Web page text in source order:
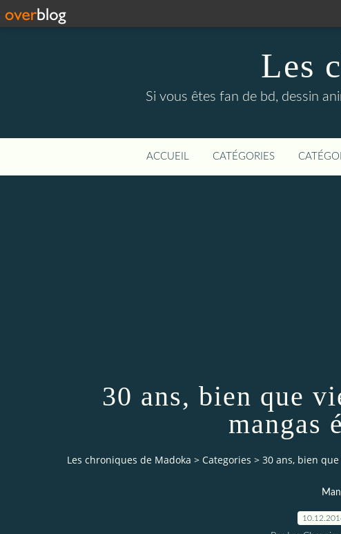
Les
Si vous êtes fan de bd, dessin
ACCUEIL CATÉGORIES
30 ans, bien que
mangas
Les chroniques de Madoka > Categories > 30 ans, bien